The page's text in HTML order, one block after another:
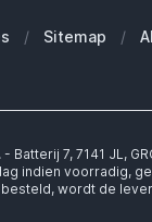
/ Sitemap /
Batterij 7, 7141 JL,
indien voorradig,
besteld, wordt de